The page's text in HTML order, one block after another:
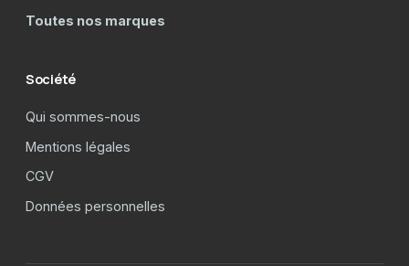
Toutes nos marques
Société
Qui sommes-nous
Mentions légales
CGV
Données personnelles